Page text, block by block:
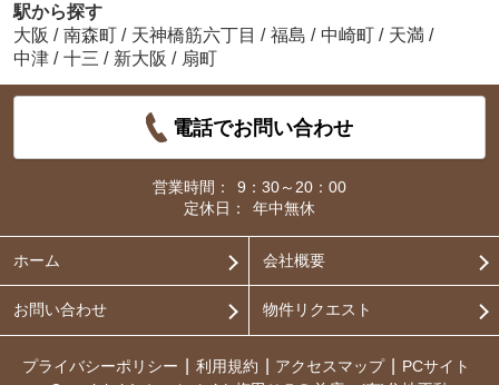
駅から探す
大阪 / 南森町 / 天神橋筋六丁目 / 福島 / 中崎町 / 天満 /
中津 / 十三 / 新大阪 / 扇町
電話でお問い合わせ
営業時間：
9：30～20：00
定休日：
年中無休
ホーム 会社概要
お問い合わせ 物件リクエスト
プライバシーポリシー 利用規約 アクセスマップ
PCサイト